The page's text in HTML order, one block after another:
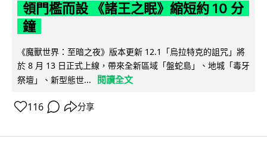
領門檻而設 《諸王之眠》縮短約 10 分
鐘
《魔獸世界：至暗之夜》版本更新 12.1「烏拉特克的詛咒」將
於 8 月 13 日正式上線，帶來全新區域「盤蛇島」、地城「毒牙
祭壇」、新型態世...
閱讀全文
116 分享